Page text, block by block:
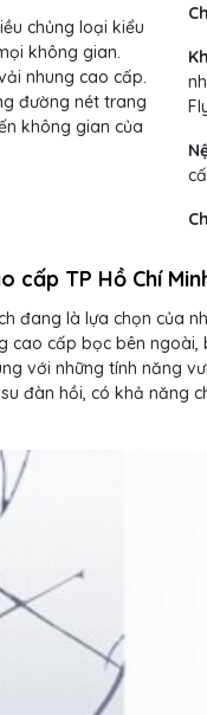
chủng loại kiểu
không gian.
nhung cao cấp.
đường nét trang
không gian của
cấp TP Hồ Chí
đang là lựa chọn của
cao cấp bọc bên
với những tính năng
đàn hồi, có khả năng